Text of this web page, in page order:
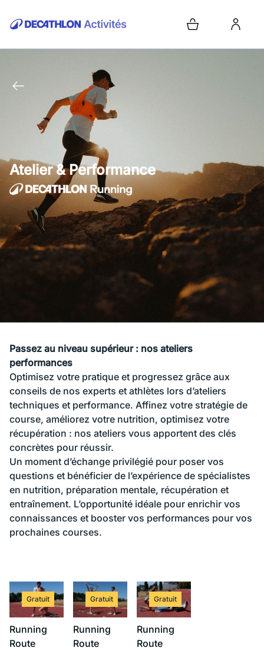
Atelier & Performance
Passez au niveau supérieur : nos ateliers
performances
Optimisez votre pratique et progressez grâce aux
conseils de nos experts et athlètes lors d’ateliers
techniques et performance. Affinez votre stratégie de
course, améliorez votre nutrition, optimisez votre
récupération : nos ateliers vous apportent des clés
concrètes pour réussir.
Un moment d’échange privilégié pour poser vos
questions et bénéficier de l’expérience de spécialistes
en nutrition, préparation mentale, récupération et
entraînement. L’opportunité idéale pour enrichir vos
connaissances et booster vos performances pour vos
prochaines courses.
Gratuit
Running
Route
Gratuit
Running
Route
Gratuit
Running
Route